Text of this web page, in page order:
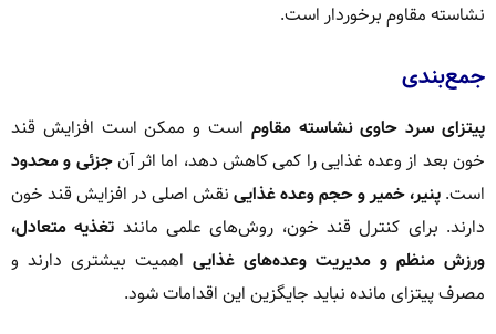
نشاسته مقاوم برخوردار است.
جمع‌بندی
پیتزای سرد حاوی نشاسته مقاوم است و ممکن است افزایش قند
خون بعد از وعده غذایی را کمی کاهش دهد، اما اثر آنجزئی و محدود
است. پنیر، خمیر و حجم وعده غذایی نقش اصلی در افزایش قند خون
دارند. برای کنترل قند خون، روش‌های علمی مانند تغذیه متعادل،
ورزش منظم و مدیریت وعده‌های غذایی اهمیت بیشتری دارند و
مصرف پیتزای مانده نباید جایگزین این اقدامات شود.